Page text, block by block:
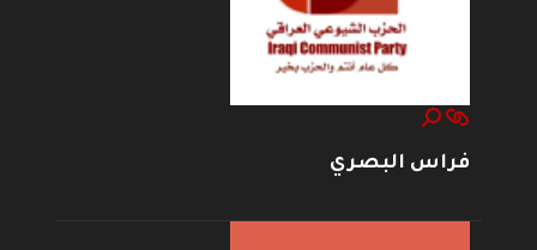
فراس البصري